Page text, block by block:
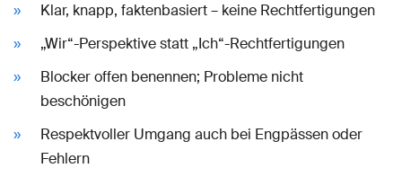
Klar, knapp, faktenbasiert – keine Rechtfertigungen
„Wir“-Perspektive statt „Ich“-Rechtfertigungen
Blocker offen benennen; Probleme nicht
beschönigen
Respektvoller Umgang auch bei Engpässen oder
Fehlern